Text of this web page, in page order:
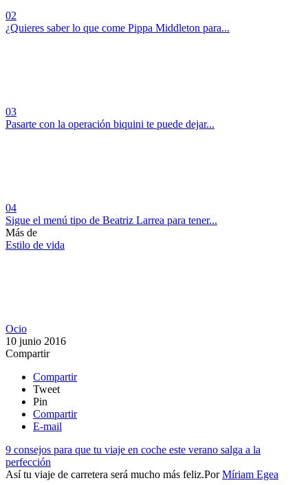
02
¿Quieres saber lo que come Pippa Middleton para...
03
Pasarte con la operación biquini te puede dejar...
04
Sigue el menú tipo de Beatriz Larrea para tener...
Más de
Estilo de vida
Ocio
10 junio 2016
Compartir
Compartir
Tweet
Pin
Compartir
E-mail
9 consejos para que tu viaje en coche este verano salga a la
perfección
Así tu viaje de carretera será mucho más feliz.​PorMíriam Egea